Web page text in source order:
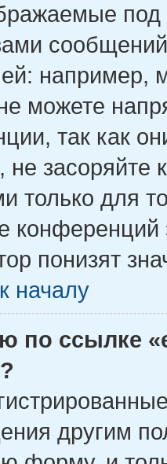
например,
можете
так как
не
только для
понизят
началу
по ссылке
другим